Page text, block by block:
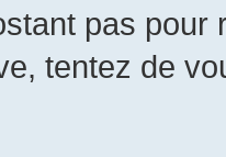
pas pour
tentez de